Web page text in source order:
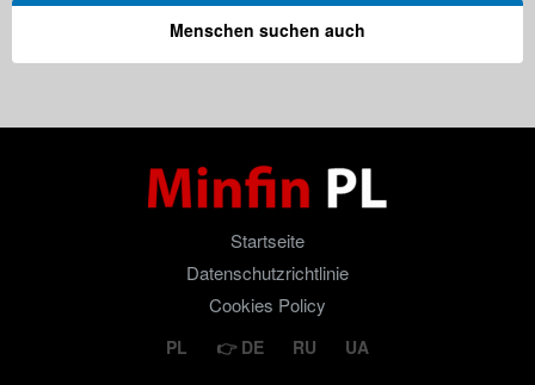
Menschen suchen auch
Startseite
Datenschutzrichtlinie
Cookies Policy
PL DE RU UA